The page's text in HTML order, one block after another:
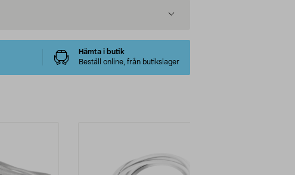
Hämta i butik
Beställ online, från butikslager